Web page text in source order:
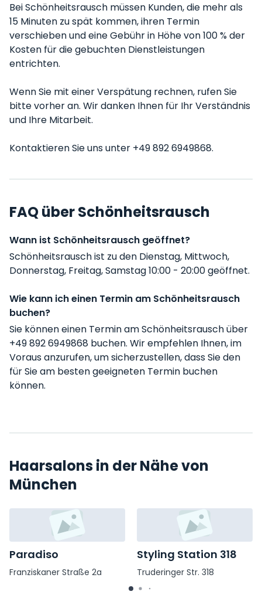
Bei Schönheitsrausch müssen Kunden, die mehr als
15 Minuten zu spät kommen, ihren Termin
verschieben und eine Gebühr in Höhe von 100 % der
Kosten für die gebuchten Dienstleistungen
entrichten.
Wenn Sie mit einer Verspätung rechnen, rufen Sie
bitte vorher an. Wir danken Ihnen für Ihr Verständnis
und Ihre Mitarbeit.
Kontaktieren Sie uns unter +49 892 6949868.
FAQ über Schönheitsrausch
Wann ist Schönheitsrausch geöffnet?
Schönheitsrausch ist zu den Dienstag, Mittwoch,
Donnerstag, Freitag, Samstag 10:00 - 20:00 geöffnet.
Wie kann ich einen Termin am Schönheitsrausch
buchen?
Sie können einen Termin am Schönheitsrausch über
+49 892 6949868 buchen. Wir empfehlen Ihnen, im
Voraus anzurufen, um sicherzustellen, dass Sie den
für Sie am besten geeigneten Termin buchen
können.
Haarsalons in der Nähe von
München
Paradiso
Franziskaner Straße 2a
Styling Station 318
Truderinger Str. 318